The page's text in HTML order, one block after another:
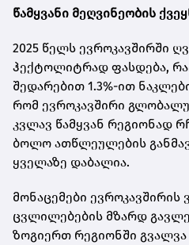
წამყვანი მეღვინეობის
2025 წელს ევროკავშირში
ჰექტოლიტრად ფასდება,
შედარებით 1.3%-ით
რომ ევროკავშირი
კვლავ წამყვან რეგიონად
ბოლო ათწლეულების
ყველაზე დაბალია.
მონაცემები ევროკავშირის
ცვლილებების მზარდ
ზოგიერთ რეგიონში გვალვა